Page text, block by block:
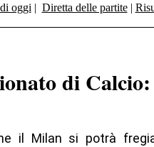
oggi | Diretta delle partite|
di Calcio:
il Milan si potrà